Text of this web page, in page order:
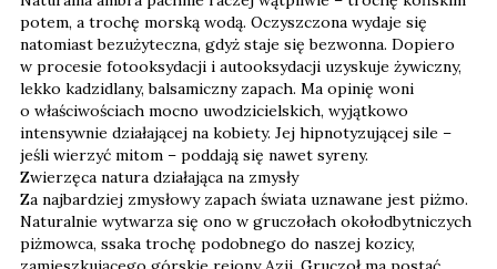
potem, a trochę morską wodą. Oczyszczona wydaje się
natomiast bezużyteczna, gdyż staje się bezwonna. Dopiero
w procesie fotooksydacji i autooksydacji uzyskuje żywiczny,
lekko kadzidlany, balsamiczny zapach. Ma opinię woni
o właściwościach mocno uwodzicielskich, wyjątkowo
intensywnie działającej na kobiety. Jej hipnotyzującej sile –
jeśli wierzyć mitom – poddają się nawet syreny.
Zwierzęca natura działająca na zmysły
Za najbardziej zmysłowy zapach świata uznawane jest piżmo.
Naturalnie wytwarza się ono w gruczołach okołodbytniczych
piżmowca, ssaka trochę podobnego do naszej kozicy,